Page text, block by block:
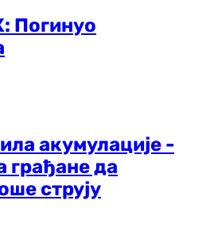
Погинуо
акумулације -
грађане да
струју